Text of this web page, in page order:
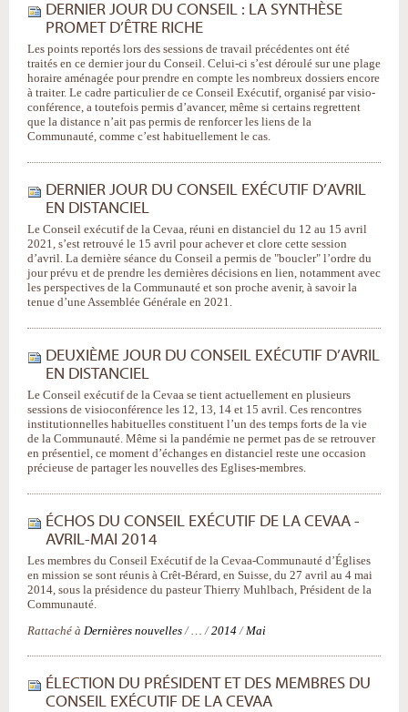
DERNIER JOUR DU CONSEIL : LA SYNTHÈSE
PROMET D’ÊTRE RICHE
Les points reportés lors des sessions de travail précédentes ont été
traités en ce dernier jour du Conseil. Celui-ci s’est déroulé sur une plage
horaire aménagée pour prendre en compte les nombreux dossiers encore
à traiter. Le cadre particulier de ce Conseil Exécutif, organisé par visio-
conférence, a toutefois permis d’avancer, même si certains regrettent
que la distance n’ait pas permis de renforcer les liens de la
Communauté, comme c’est habituellement le cas.
DERNIER JOUR DU CONSEIL EXÉCUTIF D’AVRIL
EN DISTANCIEL
Le Conseil exécutif de la Cevaa, réuni en distanciel du 12 au 15 avril
2021, s’est retrouvé le 15 avril pour achever et clore cette session
d’avril. La dernière séance du Conseil a permis de "boucler" l’ordre du
jour prévu et de prendre les dernières décisions en lien, notamment avec
les perspectives de la Communauté et son proche avenir, à savoir la
tenue d’une Assemblée Générale en 2021.
DEUXIÈME JOUR DU CONSEIL EXÉCUTIF D’AVRIL
EN DISTANCIEL
Le Conseil exécutif de la Cevaa se tient actuellement en plusieurs
sessions de visioconférence les 12, 13, 14 et 15 avril. Ces rencontres
institutionnelles habituelles constituent l’un des temps forts de la vie
de la Communauté. Même si la pandémie ne permet pas de se retrouver
en présentiel, ce moment d’échanges en distanciel reste une occasion
précieuse de partager les nouvelles des Eglises-membres.
ÉCHOS DU CONSEIL EXÉCUTIF DE LA CEVAA -
AVRIL-MAI 2014
Les membres du Conseil Exécutif de la Cevaa-Communauté d’Églises
en mission se sont réunis à Crêt-Bérard, en Suisse, du 27 avril au 4 mai
2014, sous la présidence du pasteur Thierry Muhlbach, Président de la
Communauté.
Rattaché à Dernières nouvelles /…/2014 /Mai
ÉLECTION DU PRÉSIDENT ET DES MEMBRES DU
CONSEIL EXÉCUTIF DE LA CEVAA